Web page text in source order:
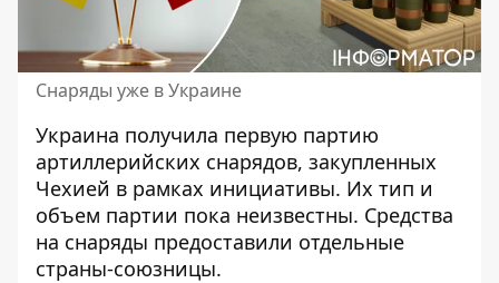
Снаряды уже в Украине
Украина получила первую партию
артиллерийских снарядов, закупленных
Чехией в рамках инициативы. Их тип и
объем партии пока неизвестны. Средства
на снаряды предоставили отдельные
страны-союзницы.